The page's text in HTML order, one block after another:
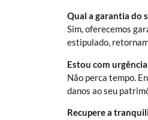
Qual a garantia do
Sim, oferecemos
estipulado,
Estou com
Não perca tempo.
danos ao seu
Recupere a